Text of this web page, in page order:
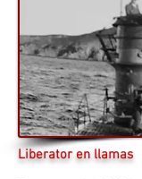
Liberator en llamas